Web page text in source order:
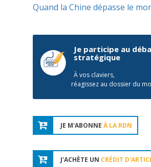
Quand la Chine dépasse le
Je participe au
stratégique
À vos claviers,
réagissez au dossier du
JE M'ABONNE À LA RDN
J'ACHÈTE UN CRÉDIT